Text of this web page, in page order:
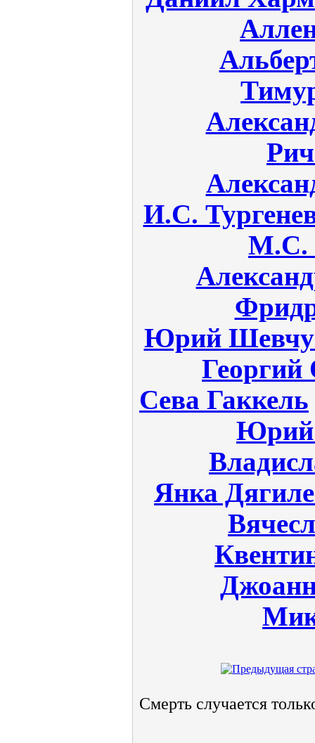
И.С.
М.С.
Юрий
Георгий
Сева Гаккель
Юрий
Янка
Смерть случается